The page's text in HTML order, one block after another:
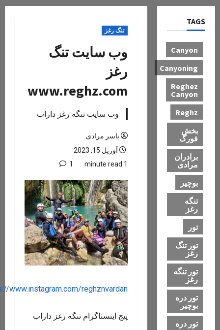
تنگ رغز
وب سایت تنگ
رغز
www.reghz.com
وب سایت تنگه رغز داراب
یاسر مرادی
آوریل 15, 2023
1
https://www.instagram.com/reghznvardan
پیج اینستاگرام تنگه رغز داراب
Canyon
Canyoning
Reghez
Canyon
Reghz
بخش
فورگ
برادران
مرادی
بوچیر
تور تنگ
تور تنگه
تور دره
بوچیر
تور دره